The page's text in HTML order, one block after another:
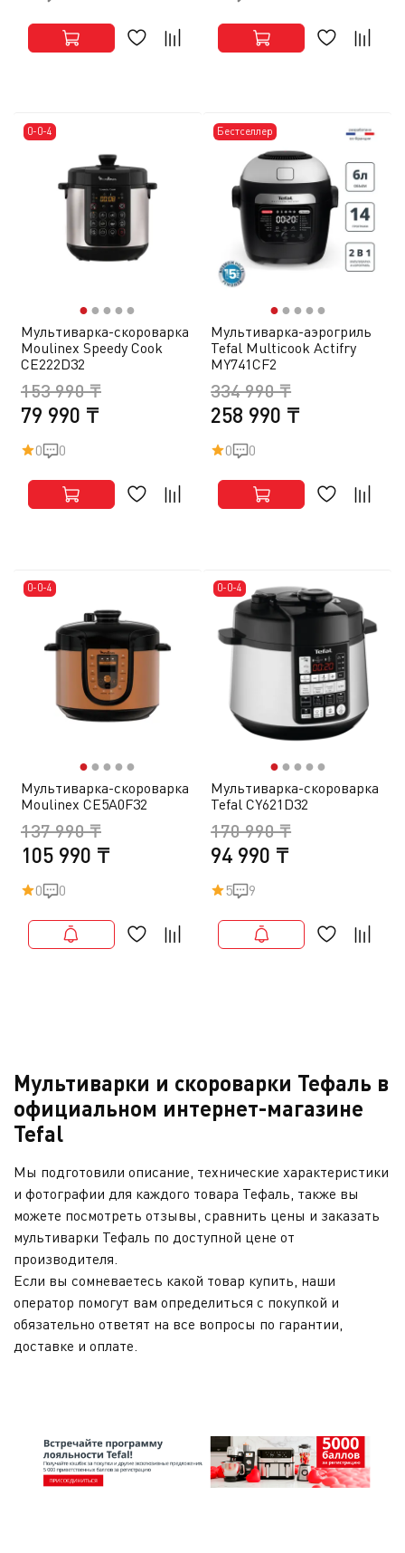
0-0-4
●● ● ● ●
Мультиварка-скороварка
Moulinex Speedy Cook
CE222D32
79 990 ₸
153 990 ₸
0 0
Бестселлер
●● ● ● ●
Мультиварка-аэрогриль
Tefal Multicook Actifry
MY741CF2
258 990 ₸
334 990 ₸
0 0
0-0-4
●● ● ● ●
Мультиварка-скороварка
Moulinex CE5A0F32
105 990 ₸
137 990 ₸
0 0
0-0-4
●● ● ● ●
Мультиварка-скороварка
Tefal CY621D32
94 990 ₸
170 990 ₸
5 9
Мультиварки и скороварки Тефаль в
официальном интернет-магазине
Tefal
Мы подготовили описание, технические характеристики
и фотографии для каждого товара Тефаль, также вы
можете посмотреть отзывы, сравнить цены и заказать
мультиварки Тефаль по доступной цене от
производителя.
Если вы сомневаетесь какой товар купить, наши
оператор помогут вам определиться с покупкой и
обязательно ответят на все вопросы по гарантии,
доставке и оплате.